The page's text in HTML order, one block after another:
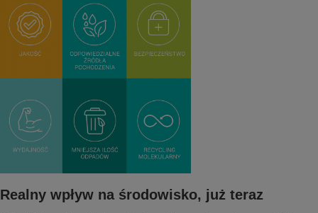
Realny wpływ na środowisko, już teraz